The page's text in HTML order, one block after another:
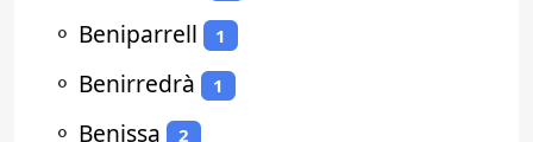
⚬ Beniparrell 1
⚬ Benirredrà 1
⚬ Benissa 2